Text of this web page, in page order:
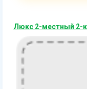
Люкс 2-местный 2-